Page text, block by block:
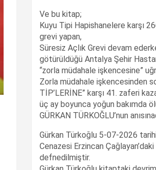
Ve bu kitap;
Kuyu Tipi Hapishanelere karşı
grevi yapan,
Süresiz Açlık Grevi devam
götürüldüğü Antalya Şehir
“zorla müdahale işkencesine”
Zorla müdahale işkencesinden
TİP’LERİNE” karşı 41. zaferi
üç ay boyunca yoğun bakımda
GÜRKAN TÜRKOĞLU’nun
Gürkan Türkoğlu 5-07-2026
Cenazesi Erzincan
defnedilmiştir.